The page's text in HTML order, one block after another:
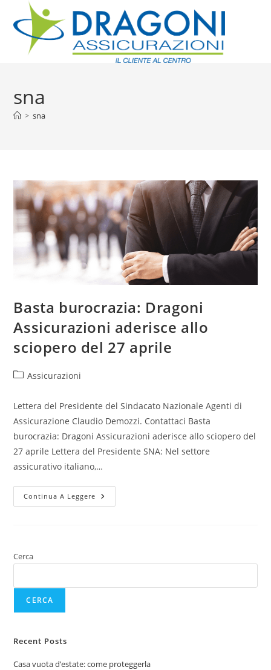
sna
> sna
Basta burocrazia: Dragoni
Assicurazioni aderisce allo
sciopero del 27 aprile
Assicurazioni
Lettera del Presidente del Sindacato Nazionale Agenti di
Assicurazione Claudio Demozzi. Contattaci Basta
burocrazia: Dragoni Assicurazioni aderisce allo sciopero del
27 aprile Lettera del Presidente SNA: Nel settore
assicurativo italiano,…
Continua A Leggere
Cerca
CERCA
Recent Posts
Casa vuota d’estate: come proteggerla